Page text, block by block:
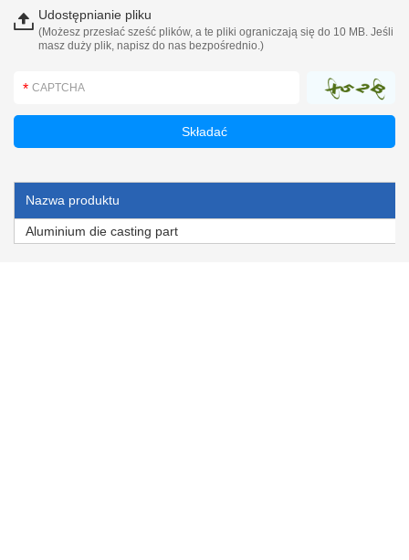
Udostępnianie pliku
(Możesz przesłać sześć plików, a te pliki ograniczają się do 10 MB. Jeśli
masz duży plik, napisz do nas bezpośrednio.)
Nazwa produktu
Aluminium die casting part